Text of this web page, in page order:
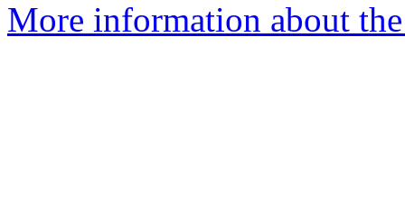
More information about